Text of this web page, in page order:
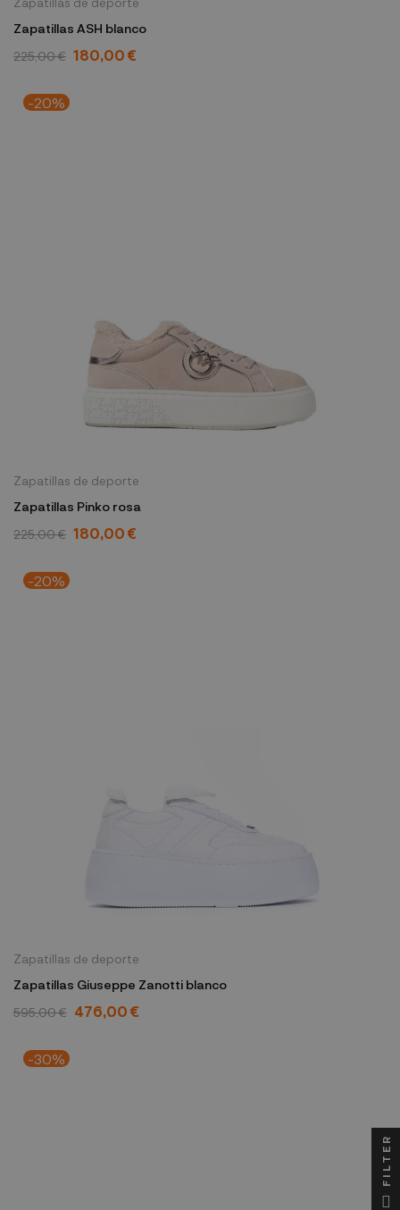
Zapatillas ASH blanco
225,00 € 180,00 €
-20%
Zapatillas de deporte
Zapatillas Pinko rosa
225,00 € 180,00 €
-20%
Zapatillas de deporte
Zapatillas Giuseppe Zanotti blanco
595,00 € 476,00 €
-30%
FILTER